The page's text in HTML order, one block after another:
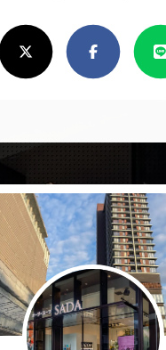
ろ
し
け
シ
ェ
ア
し
て
X(Twitter)FacebookLine